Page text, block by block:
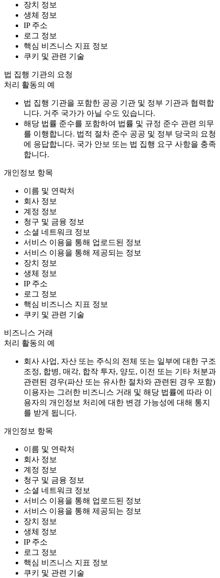
장치 정보
생체 정보
IP 주소
로그 정보
핵심 비즈니스 지표 정보
쿠키 및 관련 기술
법 집행 기관의 요청
처리 활동의 예
법 집행 기관을 포함한 공공 기관 및 정부 기관과 협력합
니다. 거주 국가가 아닐 수도 있습니다.
해당 법률 준수를 포함하여 법률 및 규정 준수 관련 의무
를 이행합니다. 법적 절차 준수 공공 및 정부 당국의 요청
에 응답합니다. 국가 안보 또는 법 집행 요구 사항을 충족
합니다.
개인정보 항목
이름 및 연락처
회사 정보
계정 정보
청구 및 금융 정보
소셜 네트워크 정보
서비스 이용을 통해 업로드된 정보
서비스 이용을 통해 제공되는 정보
장치 정보
생체 정보
IP 주소
로그 정보
핵심 비즈니스 지표 정보
쿠키 및 관련 기술
비즈니스 거래
처리 활동의 예
회사 사업, 자산 또는 주식의 전체 또는 일부에 대한 구조
조정, 합병, 매각, 합작 투자, 양도, 이전 또는 기타 처분과
관련된 경우(파산 또는 유사한 절차와 관련된 경우 포함)
이용자는 그러한 비즈니스 거래 및 해당 법률에 따라 이
용자의 개인정보 처리에 대한 변경 가능성에 대해 통지
를 받게 됩니다.
개인정보 항목
이름 및 연락처
회사 정보
계정 정보
청구 및 금융 정보
소셜 네트워크 정보
서비스 이용을 통해 업로드된 정보
서비스 이용을 통해 제공되는 정보
장치 정보
생체 정보
IP 주소
로그 정보
핵심 비즈니스 지표 정보
쿠키 및 관련 기술